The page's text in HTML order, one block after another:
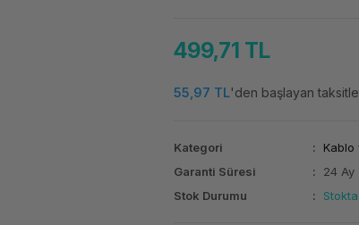
499,71 TL
55,97 TL'den başlayan
Kategori
Kablo
Garanti Süresi
24 Ay
Stok Durumu